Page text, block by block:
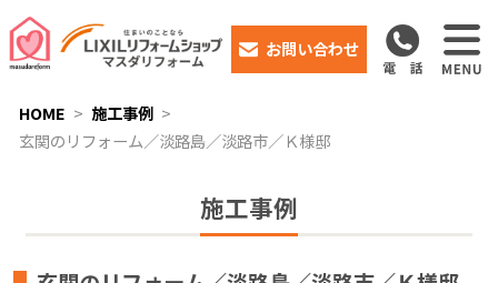
お問い合わせ
HOME
施工事例
玄関のリフォーム／淡路島／淡路市／Ｋ様邸
施工事例